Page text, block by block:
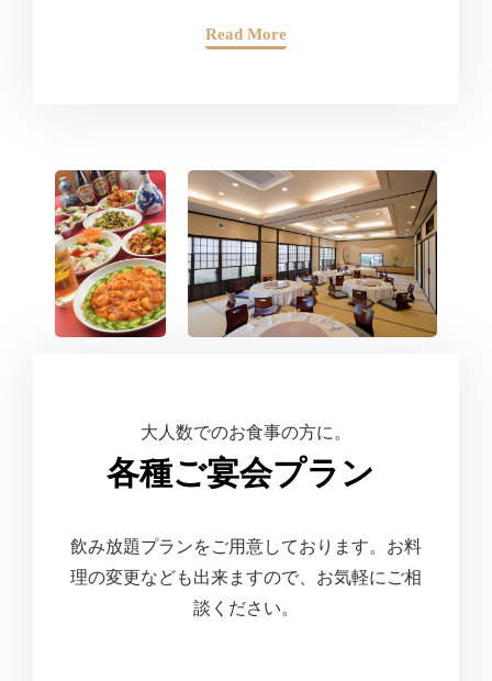
Read More
大人数でのお食事の方に。
各種ご宴会プラン
飲み放題プランをご用意しております。お料
理の変更なども出来ますので、お気軽にご相
談ください。